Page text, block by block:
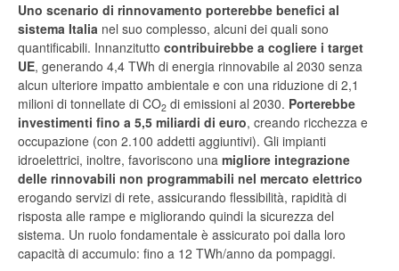
Uno scenario di rinnovamento porterebbe benefici al
sistema Italia nel suo complesso, alcuni dei quali sono
quantificabili. Innanzitutto contribuirebbe a cogliere i target
UE, generando 4,4 TWh di energia rinnovabile al 2030 senza
alcun ulteriore impatto ambientale e con una riduzione di 2,1
milioni di tonnellate di CO2 di emissioni al 2030. Porterebbe
investimenti fino a 5,5 miliardi di euro, creando ricchezza e
occupazione (con 2.100 addetti aggiuntivi). Gli impianti
idroelettrici, inoltre, favoriscono una migliore integrazione
delle rinnovabili non programmabili nel mercato elettrico
erogando servizi di rete, assicurando flessibilità, rapidità di
risposta alle rampe e migliorando quindi la sicurezza del
sistema. Un ruolo fondamentale è assicurato poi dalla loro
capacità di accumulo: fino a 12 TWh/anno da pompaggi.